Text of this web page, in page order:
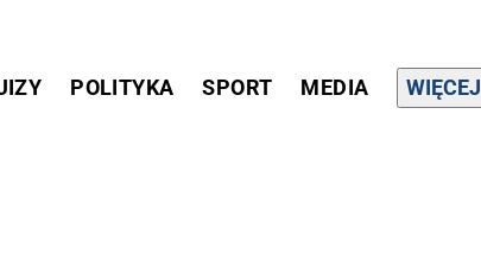
POLITYKA SPORT MEDIA WIĘCEJ